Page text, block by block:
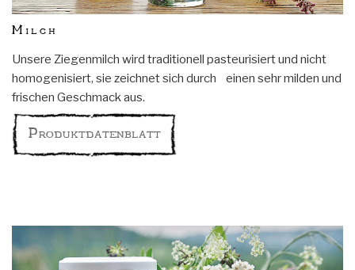
Milch
Unsere Ziegenmilch wird traditionell pasteurisiert und nicht
homogenisiert, sie zeichnet sich durch einen sehr milden und
frischen Geschmack aus.
Produktdatenblatt